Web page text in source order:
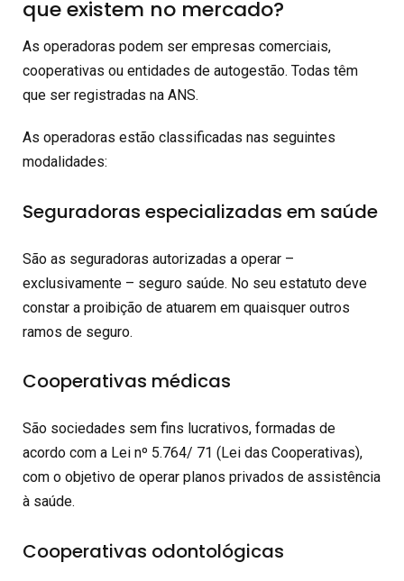
que existem no mercado?
As operadoras podem ser empresas comerciais,
cooperativas ou entidades de autogestão. Todas têm
que ser registradas na ANS.
As operadoras estão classificadas nas seguintes
modalidades:
Seguradoras especializadas em saúde
São as seguradoras autorizadas a operar –
exclusivamente – seguro saúde. No seu estatuto deve
constar a proibição de atuarem em quaisquer outros
ramos de seguro.
Cooperativas médicas
São sociedades sem fins lucrativos, formadas de
acordo com a Lei nº 5.764/ 71 (Lei das Cooperativas),
com o objetivo de operar planos privados de assistência
à saúde.
Cooperativas odontológicas